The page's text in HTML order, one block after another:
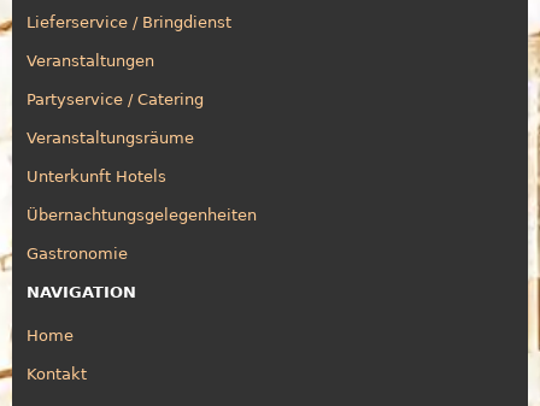
Lieferservice / Bringdienst
Veranstaltungen
Partyservice / Catering
Veranstaltungsräume
Unterkunft Hotels
Übernachtungsgelegenheiten
Gastronomie
NAVIGATION
Home
Kontakt